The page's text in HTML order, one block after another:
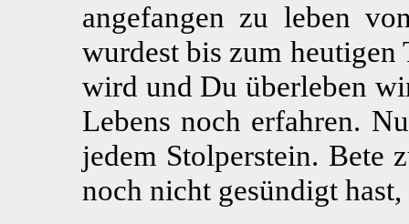
angefangen zu leben
wurdest bis zum
wird und Du überleben
Lebens noch erfahren.
jedem Stolperstein. Bete
noch nicht gesündigt